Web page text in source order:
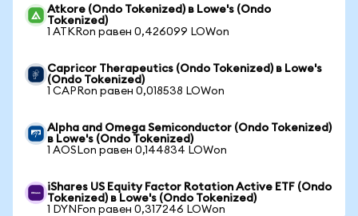
Atkore (Ondo Tokenized) в Lowe's (Ondo
Tokenized)
1 ATKRon равен 0,426099 LOWon
Capricor Therapeutics (Ondo Tokenized) в Lowe's
(Ondo Tokenized)
1 CAPRon равен 0,018538 LOWon
Alpha and Omega Semiconductor (Ondo Tokenized)
в Lowe's (Ondo Tokenized)
1 AOSLon равен 0,144834 LOWon
iShares US Equity Factor Rotation Active ETF (Ondo
Tokenized) в Lowe's (Ondo Tokenized)
1 DYNFon равен 0,317246 LOWon